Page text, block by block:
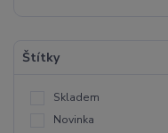
Štítky
Skladem
Novinka